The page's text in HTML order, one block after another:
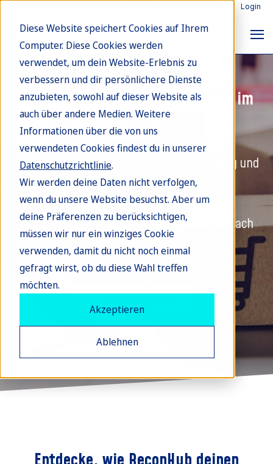
Diese Website speichert Cookies auf Ihrem
Computer. Diese Cookies werden
verwendet, um dein Website-Erlebnis zu
verbessern und dir persönlichere Dienste
anzubieten, sowohl auf dieser Website als
auch über andere Medien. Weitere
Informationen über die von uns
verwendeten Cookies findest du in unserer
Datenschutzrichtlinie.
Wir werden deine Daten nicht verfolgen,
wenn du unsere Website besuchst. Aber um
deine Präferenzen zu berücksichtigen,
müssen wir nur ein winziges Cookie
verwenden, damit du nicht noch einmal
gefragt wirst, ob du diese Wahl treffen
möchten.
Akzeptieren
Ablehnen
Login
Online-Vertriebskanäle
Innovative Zahlungsabstimmung im
E-Commerce
Automatisiere deine Zahlungsabstimmung und
meistere die Herausforderungen von
Rücksendungen, Geschenkkarten und
Marktplatz-Integrationen – schnell, einfach
und transparent.